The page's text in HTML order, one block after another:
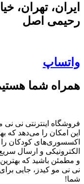
ایران، تهران،
رحیمی اصل
واتساپ
همراه شما
این امکان را می‌دهد که
اکسسوری‌های کودکان را
الکترونیکی و ارسال
و مطمئن باشید که
نی نی مو کیدز، جایی
شما!